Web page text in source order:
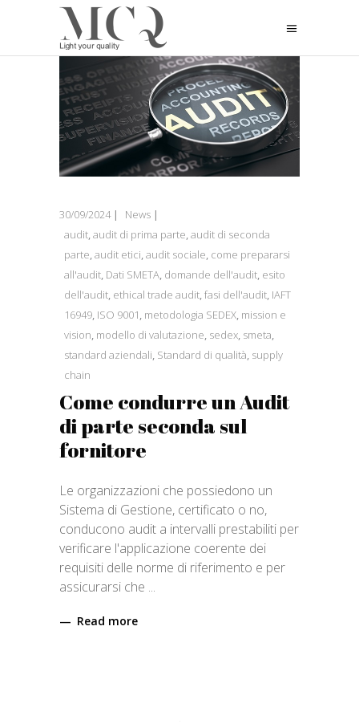
30/09/2024
News
audit,audit di prima parte,audit di seconda
parte,audit etici,audit sociale, come prepararsi
all'audit, Dati SMETA, domande dell'audit, esito
dell'audit, ethical trade audit,fasi dell'audit, IAFT
16949, ISO 9001, metodologia SEDEX, mission e
vision, modello di valutazione, sedex, smeta,
standard aziendali, Standard di qualità, supply
chain
Come condurre un Audit
di parte seconda sul
fornitore
Le organizzazioni che possiedono un
Sistema di Gestione, certificato o no,
conducono audit a intervalli prestabiliti per
verificare l'applicazione coerente dei
requisiti delle norme di riferimento e per
assicurarsi che
Read more